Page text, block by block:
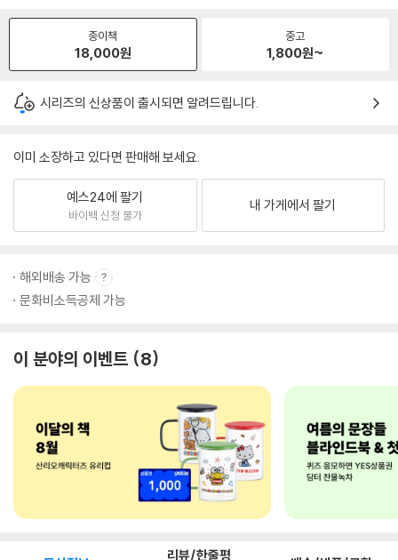
종이책
18,000원
중고
1,800원~
시리즈의 신상품이 출시되면 알려드립니다.
이미 소장하고 있다면 판매해 보세요.
예스24에 팔기
바이백 신청 불가
내 가게에서 팔기
해외배송 가능
문화비소득공제 가능
이 분야의 이벤트 8
리뷰/한줄평